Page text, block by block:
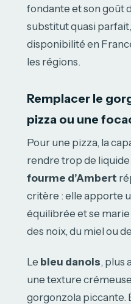
fondante et son goût
substitut quasi
disponibilité en
les régions.
Remplacer le
pizza ou une
Pour une pizza, la
rendre trop de
fourme d’Ambert
critère : elle apporte
équilibrée et se
des noix, du miel ou
Le bleu danois, plus
une texture
gorgonzola piccante.